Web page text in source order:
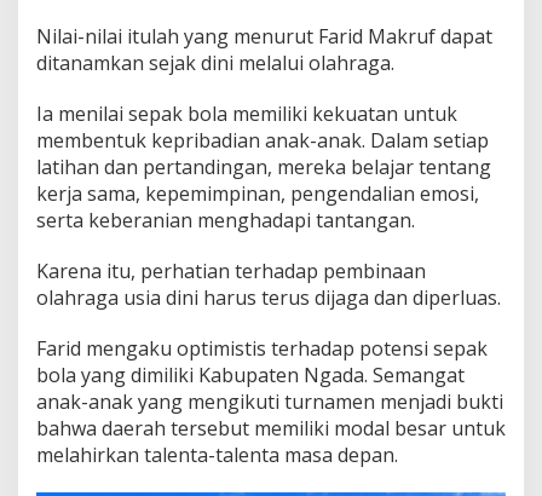
Nilai-nilai itulah yang menurut Farid Makruf dapat
ditanamkan sejak dini melalui olahraga.
Ia menilai sepak bola memiliki kekuatan untuk
membentuk kepribadian anak-anak. Dalam setiap
latihan dan pertandingan, mereka belajar tentang
kerja sama, kepemimpinan, pengendalian emosi,
serta keberanian menghadapi tantangan.
Karena itu, perhatian terhadap pembinaan
olahraga usia dini harus terus dijaga dan diperluas.
Farid mengaku optimistis terhadap potensi sepak
bola yang dimiliki Kabupaten Ngada. Semangat
anak-anak yang mengikuti turnamen menjadi bukti
bahwa daerah tersebut memiliki modal besar untuk
melahirkan talenta-talenta masa depan.